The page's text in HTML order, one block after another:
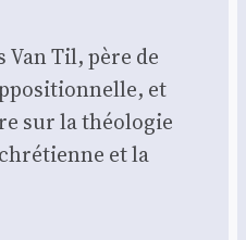
Til, père de
et
sur la théologie
et la